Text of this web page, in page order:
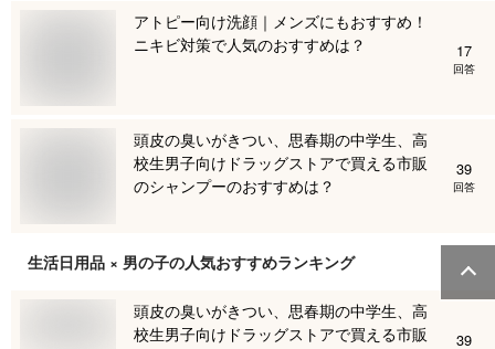
アトピー向け洗顔｜メンズにもおすすめ！
ニキビ対策で人気のおすすめは？
17
回答
頭皮の臭いがきつい、思春期の中学生、高
校生男子向けドラッグストアで買える市販
のシャンプーのおすすめは？
39
回答
生活日用品 × 男の子の人気おすすめランキング
頭皮の臭いがきつい、思春期の中学生、高
校生男子向けドラッグストアで買える市販
39